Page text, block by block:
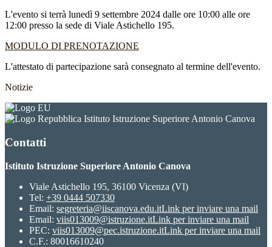
L'evento si terrà lunedì 9 settembre 2024 dalle ore 10:00 alle ore
12:00 presso la sede di Viale Astichello 195.
MODULO DI PRENOTAZIONE
L'attestato di partecipazione sarà consegnato al termine dell'evento.
Notizie
Istituto Istruzione Superiore Antonio Canova
Contatti
Istituto Istruzione Superiore Antonio Canova
Viale Astichello 195, 36100 Vicenza (VI)
Tel: +39 0444 507330
Email: segreteria@iiscanova.edu.itLink per inviare una mail
Email: viis013009@istruzione.itLink per inviare una mail
PEC: viis013009@pec.istruzione.itLink per inviare una mail
C.F.: 80016610240